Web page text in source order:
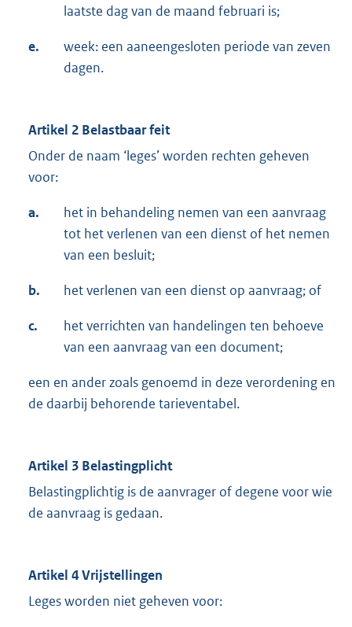
laatste dag van de maand februari is;
e.
week: een aaneengesloten periode van zeven
dagen.
Artikel 2 Belastbaar feit
Onder de naam ‘leges’ worden rechten geheven
voor:
a.
het in behandeling nemen van een aanvraag
tot het verlenen van een dienst of het nemen
van een besluit;
b. het verlenen van een dienst op aanvraag; of
c.
het verrichten van handelingen ten behoeve
van een aanvraag van een document;
een en ander zoals genoemd in deze verordening en
de daarbij behorende tarieventabel.
Artikel 3 Belastingplicht
Belastingplichtig is de aanvrager of degene voor wie
de aanvraag is gedaan.
Artikel 4 Vrijstellingen
Leges worden niet geheven voor: